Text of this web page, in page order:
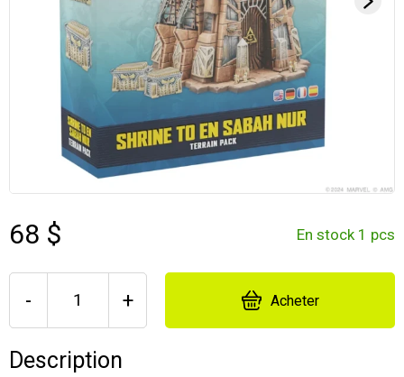
68 $ En stock 1 pcs
- + Acheter
Description